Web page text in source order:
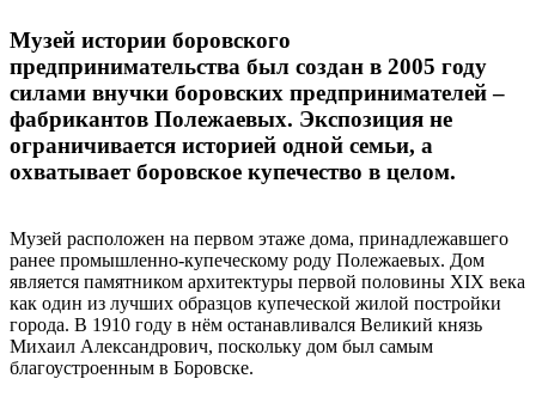
Музей истории боровского
предпринимательства был создан в 2005 году
силами внучки боровских предпринимателей –
фабрикантов Полежаевых. Экспозиция не
ограничивается историей одной семьи, а
охватывает боровское купечество в целом.
Музей расположен на первом этаже дома, принадлежавшего
ранее промышленно-купеческому роду Полежаевых. Дом
является памятником архитектуры первой половины XIX века
как один из лучших образцов купеческой жилой постройки
города. В 1910 году в нём останавливался Великий князь
Михаил Александрович, поскольку дом был самым
благоустроенным в Боровске.